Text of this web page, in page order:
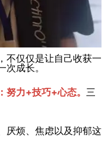
不仅仅是让自己收获一
成长。
努力+技巧+心态。 三
厌烦、焦虑以及抑郁这